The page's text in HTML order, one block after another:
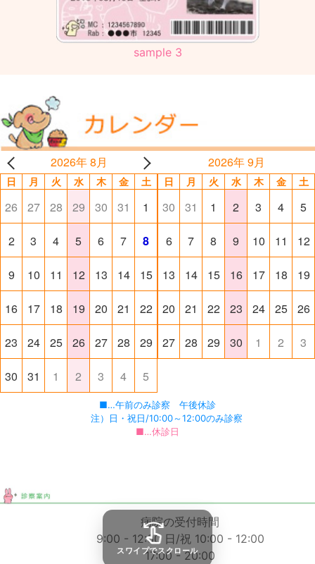
７月漢方・鍼灸の診察カレンダー
sample 3
2026年 8月
日 月 火 水 木 金 土
26 27 28 29 30 31 1
2 3 4 5 6 7 8
9 10 11 12 13 14 15
16 17 18 19 20 21 22
23 24 25 26 27 28 29
30 31 1 2 3 4 5
2026年 9月
日 月 火 水 木 金 土
30 31 1 2 3 4 5
6 7 8 9 10 11 12
13 14 15 16 17 18 19
20 21 22 23 24 25 26
27 28 29 30 1 2 3
■…午前のみ診察 午後休診
注）日・祝日/10:00～12:00のみ診察
■…休診日
スワイプでスクロール
病院の受付時間
9:00 - 12:00 日/祝 10:00 - 12:00
17:00 - 20:00